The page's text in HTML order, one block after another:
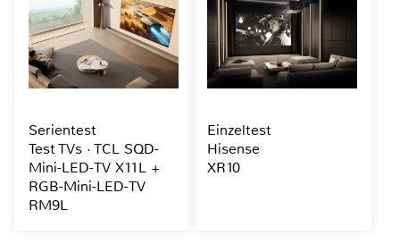
Serientest
Test TVs · TCL SQD-
Mini-LED-TV X11L +
RGB-Mini-LED-TV
RM9L
Einzeltest
Hisense
XR10